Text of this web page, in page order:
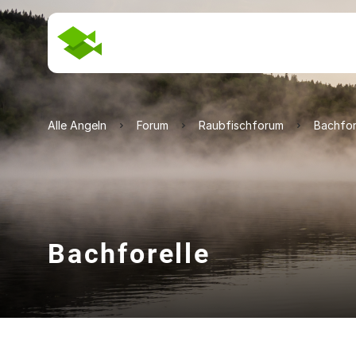
Alle Angeln Forum Raubfischforum
Bachforelle